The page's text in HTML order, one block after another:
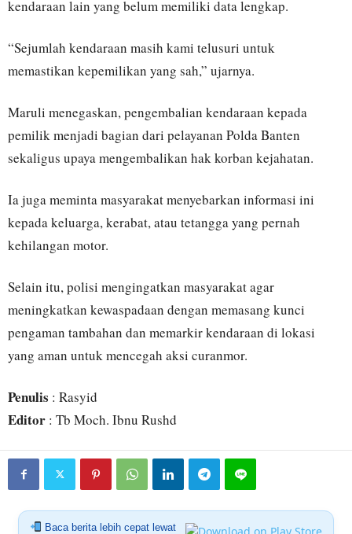
kendaraan lain yang belum memiliki data lengkap.
“Sejumlah kendaraan masih kami telusuri untuk
memastikan kepemilikan yang sah,” ujarnya.
Maruli menegaskan, pengembalian kendaraan kepada
pemilik menjadi bagian dari pelayanan Polda Banten
sekaligus upaya mengembalikan hak korban kejahatan.
Ia juga meminta masyarakat menyebarkan informasi ini
kepada keluarga, kerabat, atau tetangga yang pernah
kehilangan motor.
Selain itu, polisi mengingatkan masyarakat agar
meningkatkan kewaspadaan dengan memasang kunci
pengaman tambahan dan memarkir kendaraan di lokasi
yang aman untuk mencegah aksi curanmor.
Penulis : Rasyid
Editor : Tb Moch. Ibnu Rushd
Baca berita lebih cepat lewat